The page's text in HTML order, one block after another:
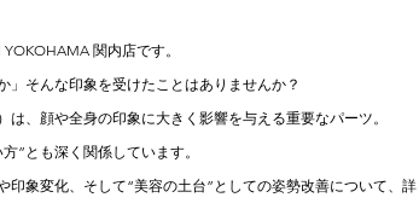
関内店です。
」そんな印象を受けたことはありませんか？
、顔や全身の印象に大きく影響を与える重要なパーツ。
”とも深く関係しています。
象変化、そして“美容の土台”としての姿勢改善について、